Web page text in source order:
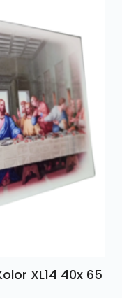
XL14 40x 65